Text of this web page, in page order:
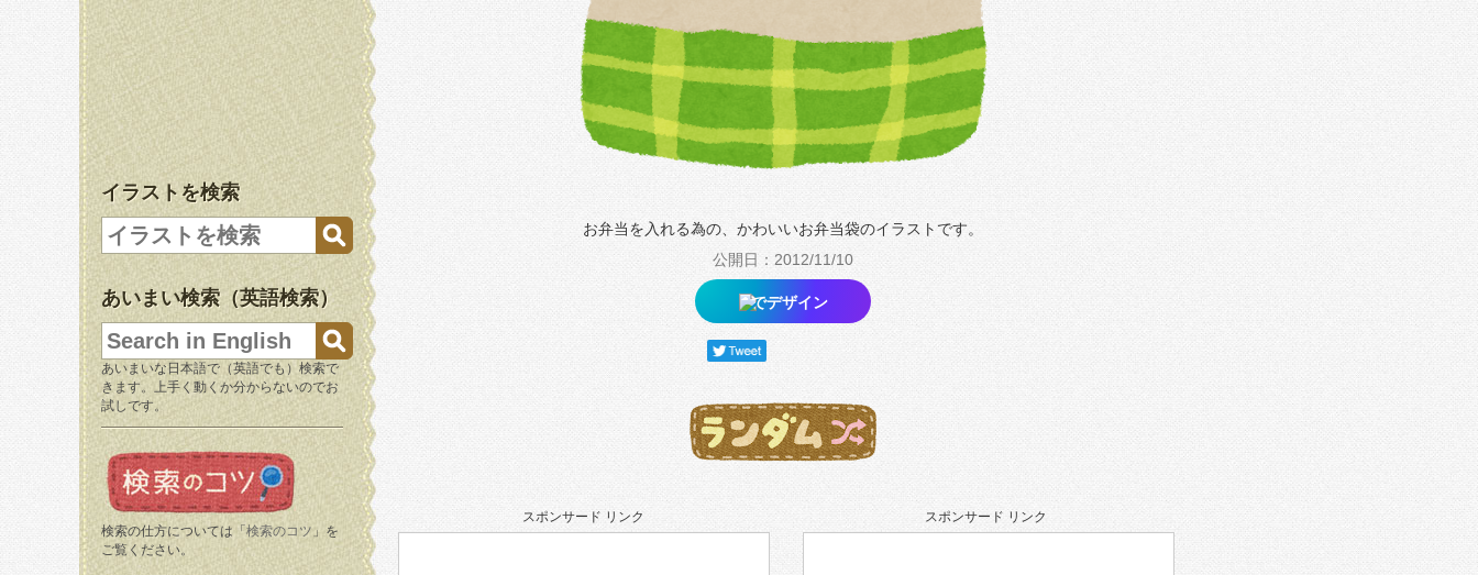
イラストを検索
あいまい検索（英語検索）
あいまいな日本語で（英語でも）検索で
きます。上手く動くか分からないのでお
試しです。
検索の仕方については「 検索のコツ 」を
ご覧ください。
お弁当を入れる為の、かわいいお弁当袋のイラストです。
公開日：2012/11/10
でデザイン
スポンサード リンク スポンサード リンク